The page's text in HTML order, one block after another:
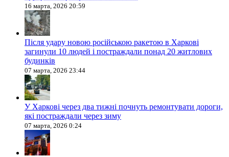
16 марта, 2026 20:59
Після удару новою російською ракетою в Харкові
загинули 10 людей і постраждали понад 20 житлових
будинків
07 марта, 2026 23:44
У Харкові через два тижні почнуть ремонтувати дороги,
які постраждали через зиму
07 марта, 2026 0:24